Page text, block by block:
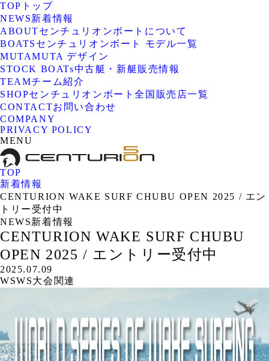
TOP トップ
NEWS新着情報
ABOUTセンチュリオンボートについて
BOATS センチュリオンボート モデル一覧
MUTAMUTA デザイン
STOCK BOATs中古艇・新艇販売情報
TEAMチーム紹介
SHOPセンチュリオンボート全国販売店一覧
CONTACTお問い合わせ
COMPANY
PRIVACY POLICY
MENU
TOP
新着情報
CENTURION WAKE SURF CHUBU OPEN 2025 / エン
トリー受付中
NEWS新着情報
CENTURION WAKE SURF CHUBU
OPEN 2025 / エントリー受付中
2025.07.09
WSWS大会関連